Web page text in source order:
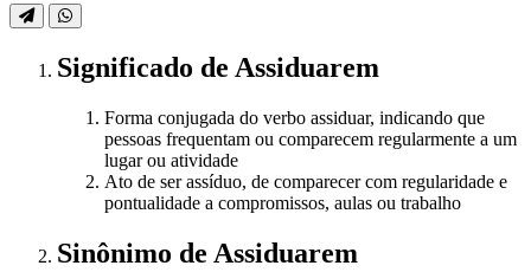
Significado de Assiduarem
Forma conjugada do verbo assiduar, indicando que
pessoas frequentam ou comparecem regularmente a um
lugar ou atividade
Ato de ser assíduo, de comparecer com regularidade e
pontualidade a compromissos, aulas ou trabalho
Sinônimo de Assiduarem